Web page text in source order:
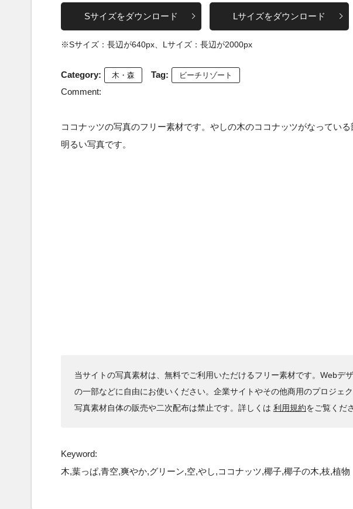
Sサイズをダウンロード Lサイズをダウンロード
※Sサイズ：長辺が640px、Lサイズ：長辺が2000px
Category: 木・森 Tag: ビーチリゾート
Comment:
ココナッツの写真のフリー素材です。やしの木のココナッツがなってい
明るい写真です。
当サイトの写真素材は、無料でご利用いただけるフリー素材です。Webデ
の一部などに自由にお使いください。企業サイトやその他商用のプロジェ
写真素材自体の販売や二次配布は禁止です。詳しくは 利用規約をご覧くだ
Keyword:
木,葉っぱ,青空,爽やか,グリーン,空,やし,ココナッツ,椰子,椰子の木,枝,植物